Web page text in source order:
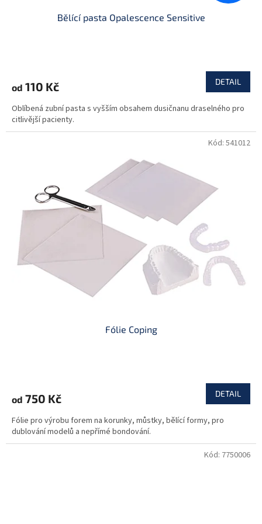
Bělící pasta Opalescence Sensitive
od 110 Kč DETAIL
Oblíbená zubní pasta s vyšším obsahem dusičnanu draselného pro
citlivější pacienty.
Fólie Coping
je
z
5
hvězdiček.
od 750 Kč DETAIL
Fólie pro výrobu forem na korunky, můstky, bělící formy, pro
dublování modelů a nepřímé bondování.
Kód: 541012
Kód: 7750006